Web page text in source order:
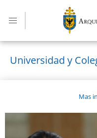
contenido
principal
Universidad y
Mas